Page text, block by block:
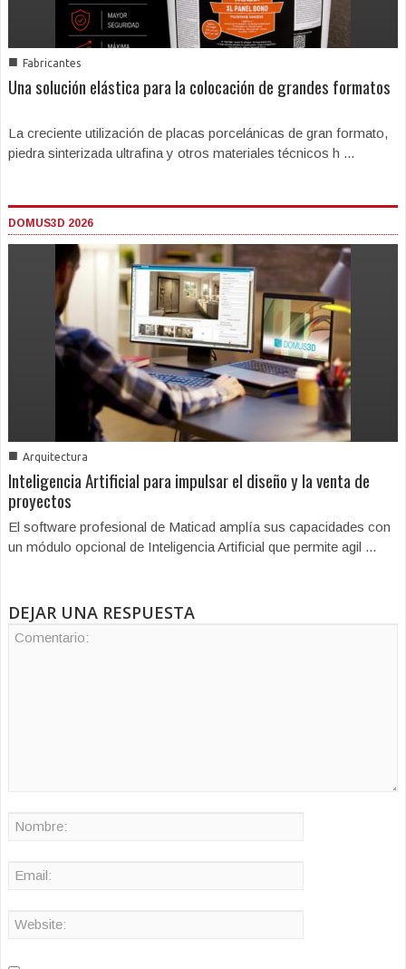
■ Fabricantes
Una solución elástica para la colocación de grandes formatos
La creciente utilización de placas porcelánicas de gran formato,
piedra sinterizada ultrafina y otros materiales técnicos h ...
DOMUS3D 2026
■ Arquitectura
Inteligencia Artificial para impulsar el diseño y la venta de
proyectos
El software profesional de Maticad amplía sus capacidades con
un módulo opcional de Inteligencia Artificial que permite agil ...
DEJAR UNA RESPUESTA